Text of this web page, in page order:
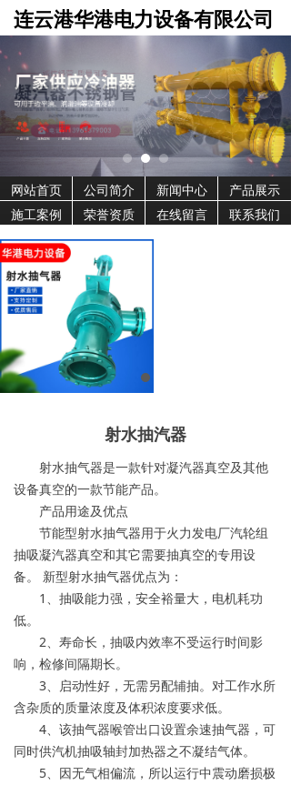
连云港华港电力设备有限公司
网站首页 公司简介 新闻中心
产品展示
施工案例
荣誉资质 在线留言 联系我们
射水抽气器是一款针对凝汽器真空及其他
设备真空的一款节能产品。
产品用途及优点
节能型射水抽气器用于火力发电厂汽轮组
抽吸凝汽器真空和其它需要抽真空的专用设
备。 新型射水抽气器优点为：
1、抽吸能力强，安全裕量大，电机耗功
低。
2、寿命长，抽吸内效率不受运行时间影
响，检修间隔期长。
3、启动性好，无需另配辅抽。对工作水所
含杂质的质量浓度及体积浓度要求低。
4、该抽气器喉管出口设置余速抽气器，可
同时供汽机抽吸轴封加热器之不凝结气体。
5、因无气相偏流，所以运行中震动磨损极
射水抽汽器